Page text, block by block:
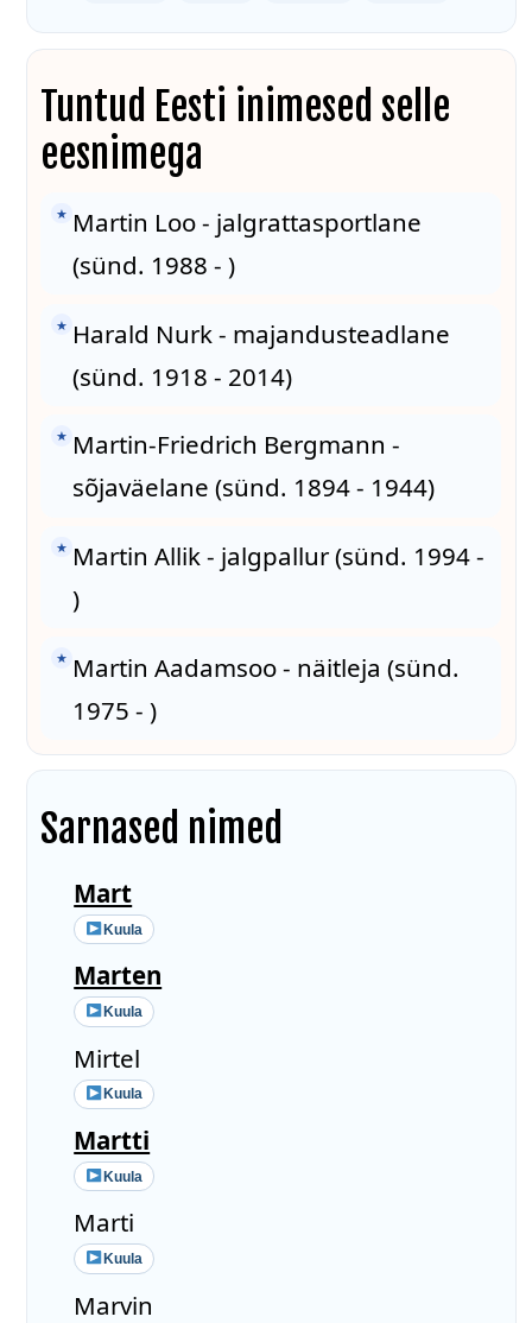
Tuntud Eesti inimesed selle
eesnimega
★ Martin Loo - jalgrattasportlane
(sünd. 1988 - )
★ Harald Nurk - majandusteadlane
(sünd. 1918 - 2014)
★ Martin-Friedrich Bergmann -
sõjaväelane (sünd. 1894 - 1944)
★ Martin Allik - jalgpallur (sünd. 1994 -
)
★ Martin Aadamsoo - näitleja (sünd.
1975 - )
Sarnased nimed
Mart
Kuula
Marten
Kuula
Mirtel
Kuula
Martti
Kuula
Marti
Kuula
Marvin